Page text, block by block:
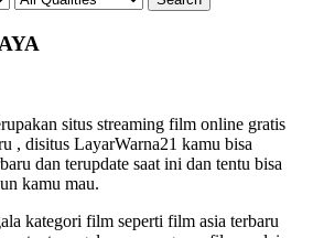
situs streaming film online gratis
, disitus LayarWarna21 kamu bisa
dan terupdate saat ini dan tentu bisa
kamu mau.
kategori film seperti film asia terbaru